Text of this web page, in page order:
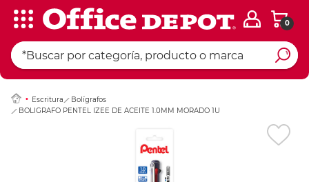
0
Escritura
Bolígrafos
BOLIGRAFO PENTEL IZEE DE ACEITE 1.0MM MORADO 1U
Ingresar Codigo